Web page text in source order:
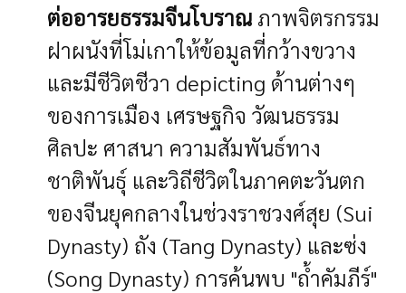
ต่ออารยธรรมจีนโบราณ ภาพจิตรกรรม
ฝาผนังที่โม่เกาให้ข้อมูลที่กว้างขวาง
และมีชีวิตชีวา depicting ด้านต่างๆ
ของการเมือง เศรษฐกิจ วัฒนธรรม
ศิลปะ ศาสนา ความสัมพันธ์ทาง
ชาติพันธุ์ และวิถีชีวิตในภาคตะวันตก
ของจีนยุคกลางในช่วงราชวงศ์สุย (Sui
Dynasty) ถัง (Tang Dynasty) และซ่ง
(Song Dynasty) การค้นพบ "ถ้ำคัมภีร์"